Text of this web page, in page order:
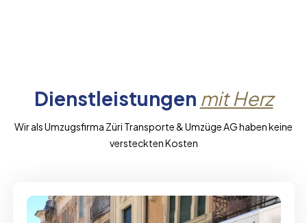
Dienstleistungen mit Herz
Wir als Umzugsfirma Züri Transporte & Umzüge AG haben keine
versteckten Kosten